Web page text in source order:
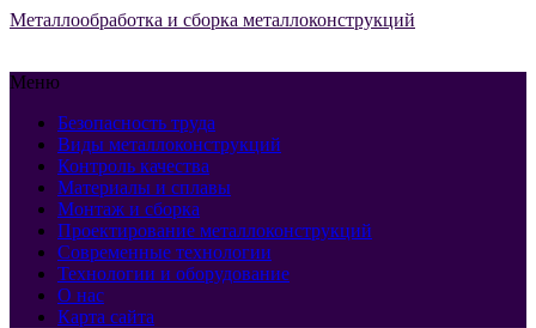
Металлообработка и сборка металлоконструкций
Меню
Безопасность труда
Виды металлоконструкций
Контроль качества
Материалы и сплавы
Монтаж и сборка
Проектирование металлоконструкций
Современные технологии
Технологии и оборудование
О нас
Карта сайта